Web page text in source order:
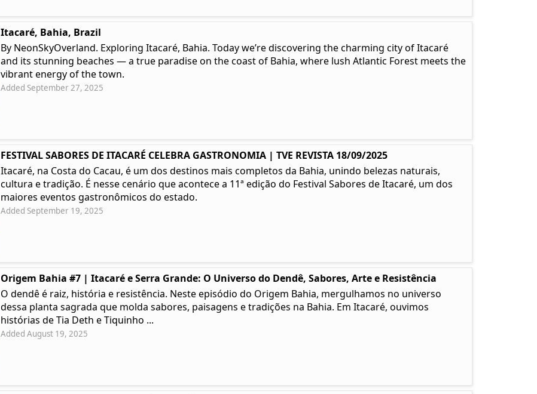
Itacaré, Bahia, Brazil
By NeonSkyOverland. Exploring Itacaré, Bahia. Today we’re discovering the charming city of Itacaré
and its stunning beaches — a true paradise on the coast of Bahia, where lush Atlantic Forest meets the
vibrant energy of the town.
Added September 27, 2025
FESTIVAL SABORES DE ITACARÉ CELEBRA GASTRONOMIA | TVE REVISTA 18/09/2025
Itacaré, na Costa do Cacau, é um dos destinos mais completos da Bahia, unindo belezas naturais,
cultura e tradição. É nesse cenário que acontece a 11ª edição do Festival Sabores de Itacaré, um dos
maiores eventos gastronômicos do estado.
Added September 19, 2025
Origem Bahia #7 | Itacaré e Serra Grande: O Universo do Dendê, Sabores, Arte e Resistência
O dendê é raiz, história e resistência. Neste episódio do Origem Bahia, mergulhamos no universo
dessa planta sagrada que molda sabores, paisagens e tradições na Bahia. Em Itacaré, ouvimos
histórias de Tia Deth e Tiquinho ...
Added August 19, 2025